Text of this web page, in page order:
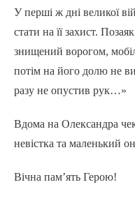
У перші ж дні великої
стати на її захист.
знищений ворогом,
потім на його долю не
разу не опустив рук…»
Вдома на Олександра
невістка та маленький
Вічна пам’ять Герою!